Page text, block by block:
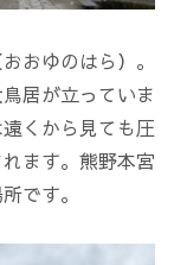
おゆのはら）。
居が立っていま
くから見ても圧
ます。熊野本宮
です。